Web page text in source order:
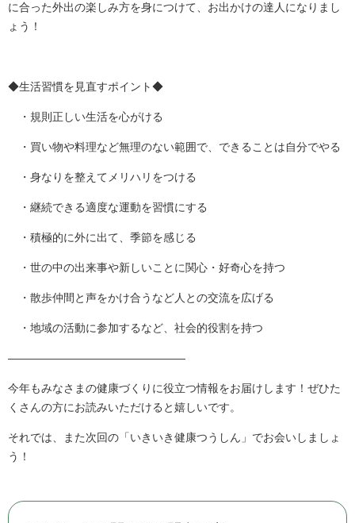
に合った外出の楽しみ方を身につけて、お出かけの達人になりまし
ょう！
◆生活習慣を見直すポイント◆
・規則正しい生活を心がける
・買い物や料理など無理のない範囲で、できることは自分でやる
・身なりを整えてメリハリをつける
・継続できる適度な運動を習慣にする
・積極的に外に出て、季節を感じる
・世の中の出来事や新しいことに関心・好奇心を持つ
・散歩仲間と声をかけ合うなど人との交流を広げる
・地域の活動に参加するなど、社会的役割を持つ
――――――――――――――――
今年もみなさまの健康づくりに役立つ情報をお届けします！ぜひた
くさんの方にお読みいただけると嬉しいです。
それでは、また次回の「いきいき健康つうしん」でお会いしましょ
う！